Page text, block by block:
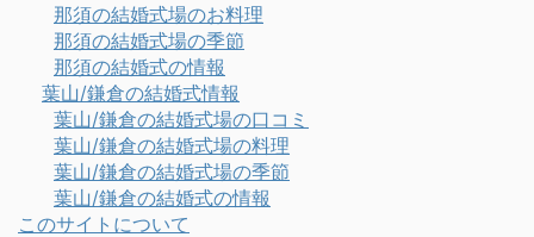
那須の結婚式場のお料理
那須の結婚式場の季節
那須の結婚式の情報
葉山/鎌倉の結婚式情報
葉山/鎌倉の結婚式場の口コミ
葉山/鎌倉の結婚式場の料理
葉山/鎌倉の結婚式場の季節
葉山/鎌倉の結婚式の情報
このサイトについて